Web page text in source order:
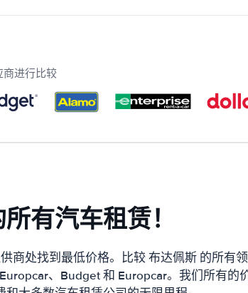
商进行比较
有汽车租赁！
商处找到最低价格。比较 布达佩斯 的所有领
、Budget 和 Europcar。我们所有的